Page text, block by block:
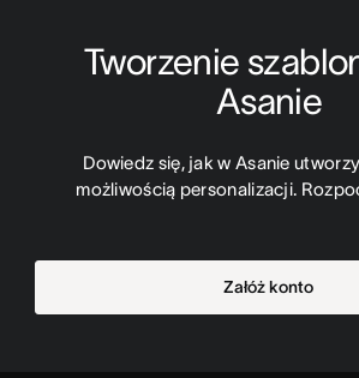
Tworzenie
Asanie
Dowiedz się, jak w Asanie
możliwością personalizacji.
Załóż konto